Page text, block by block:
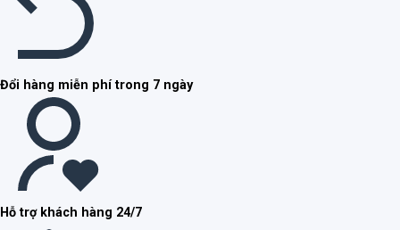
Đổi hàng miễn phí trong 7 ngày
Hỗ trợ khách hàng 24/7